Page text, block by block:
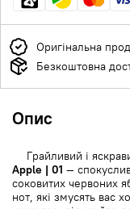
Оригінальна
Безкоштовна
Опис
Грайливий і
Apple | 01 —
соковитих червоних
нот, які змусять вас